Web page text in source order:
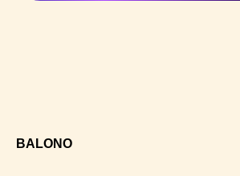
BALONO